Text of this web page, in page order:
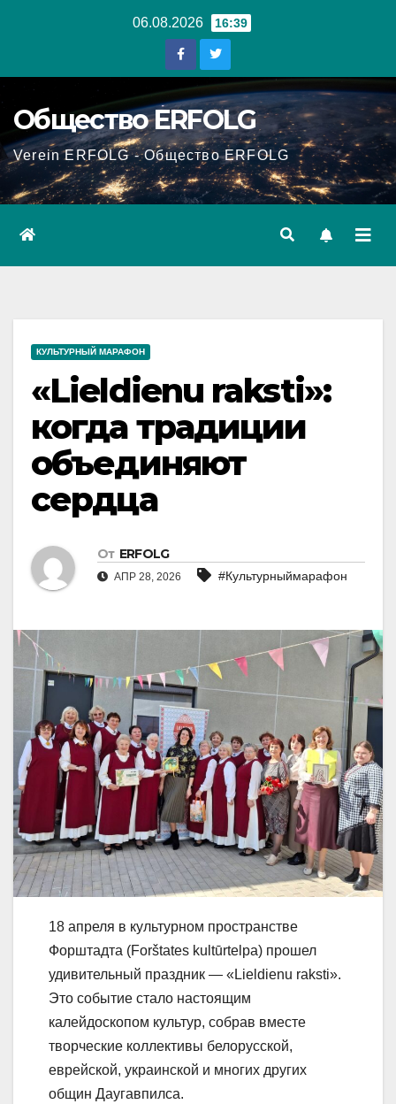
06.08.2026 16:39
Общество ERFOLG
Verein ERFOLG - Общество ERFOLG
КУЛЬТУРНЫЙ МАРАФОН
«Lieldienu raksti»:
когда традиции
объединяют
сердца
От ERFOLG
АПР 28, 2026 #Культурныймарафон
18 апреля в культурном пространстве
Форштадта (Forštates kultūrtelpa) прошел
удивительный праздник — «Lieldienu raksti».
Это событие стало настоящим
калейдоскопом культур, собрав вместе
творческие коллективы белорусской,
еврейской, украинской и многих других
общин Даугавпилса.